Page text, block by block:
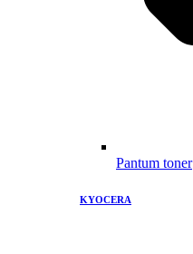
Pantum toner
KYOCERA